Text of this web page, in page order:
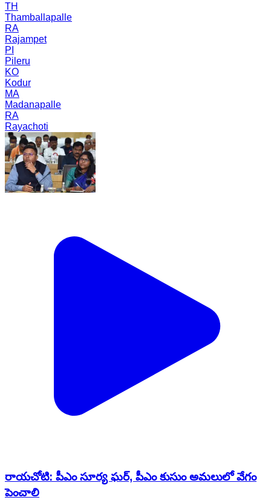
TH
Thamballapalle
RA
Rajampet
PI
Pileru
KO
Kodur
MA
Madanapalle
RA
Rayachoti
రాయచోటి: పీఎం సూర్య ఘర్, పీఎం కుసుం అమలులో వేగం
పెంచాలి